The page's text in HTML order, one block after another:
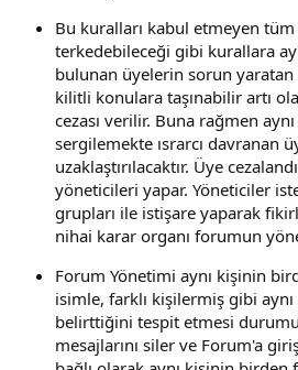
Bu kuralları kabul etmeyen
terkedebileceği gibi kurallara
bulunan üyelerin sorun
kilitli konulara taşınabilir artı
cezası verilir. Buna rağmen aynı
sergilemekte ısrarcı davranan
uzaklaştırılacaktır. Üye
yöneticileri yapar. Yöneticiler
grupları ile istişare yaparak
nihai karar organı forumun
Forum Yönetimi aynı kişinin
isimle, farklı kişilermiş gibi
belirttiğini tespit etmesi
mesajlarını siler ve Forum'a